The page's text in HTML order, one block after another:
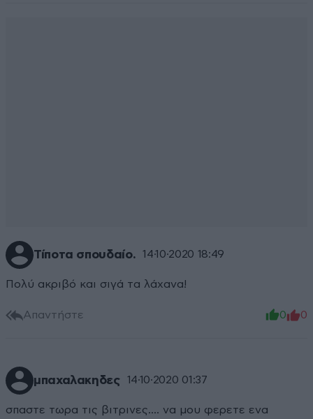
Τίποτα σπουδαίο. 14·10·2020 18:49
Πολύ ακριβό και σιγά τα λάχανα!
Απαντήστε 0 0
μπαχαλακηδες 14·10·2020 01:37
σπαστε τωρα τις βιτρινες.... να μου φερετε ενα